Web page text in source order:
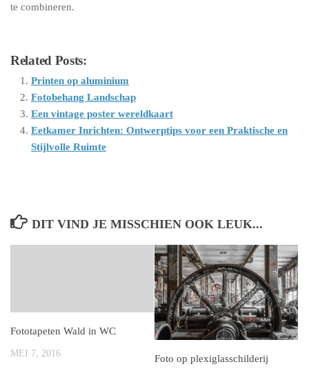
te combineren.
Related Posts:
Printen op aluminium
Fotobehang Landschap
Een vintage poster wereldkaart
Eetkamer Inrichten: Ontwerptips voor een Praktische en
Stijlvolle Ruimte
DIT VIND JE MISSCHIEN OOK LEUK...
Fototapeten Wald in WC
MEI 7, 2016
Foto op plexiglasschilderij